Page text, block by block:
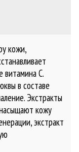
кожи,
витамина С.
в составе
Экстракты
кожу
экстракт